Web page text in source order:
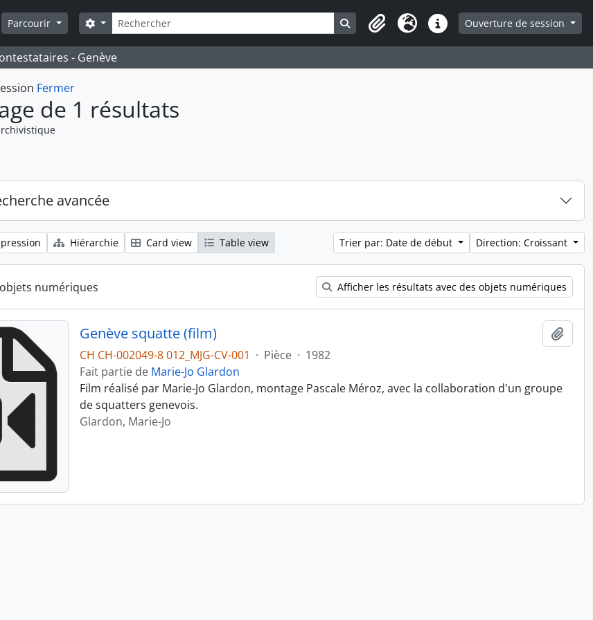
Parcourir
Rechercher
Search options Search in browse page
Presse-papier
LangueLiens rapidesOuverture de session
- Genève
Fermer
de 1 résultats
avancée
Hiérarchie Card view Table view Trier par: Date de début Direction: Croissant
numériques Afficher les résultats avec des objets numériques
Genève squatte (film)
CH CH-002049-8 012_MJG-CV-001 · Pièce · 1982
Fait partie de Marie-Jo Glardon
Film réalisé par Marie-Jo Glardon, montage Pascale Méroz, avec la collaboration d'un groupe
de squatters genevois.
Glardon, Marie-Jo